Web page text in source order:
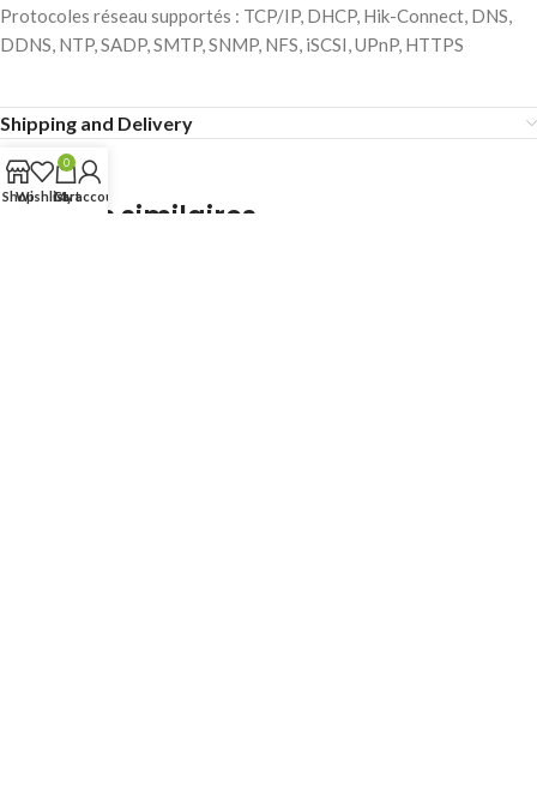
Protocoles réseau supportés : TCP/IP, DHCP, Hik-Connect, DNS,
DDNS, NTP, SADP, SMTP, SNMP, NFS, iSCSI, UPnP, HTTPS
Shipping and Delivery
Produits similaires
ShopWishlist
0
Cart
My account